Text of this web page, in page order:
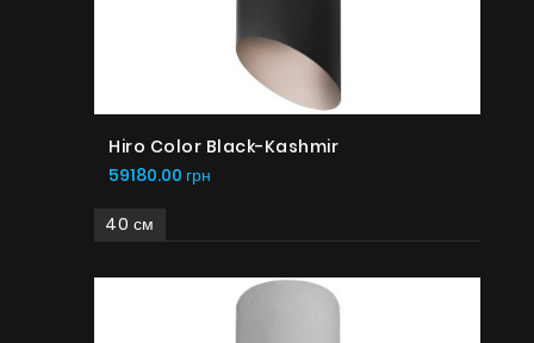
Hiro Color Black-Kashmir
59180.00 грн
40 см